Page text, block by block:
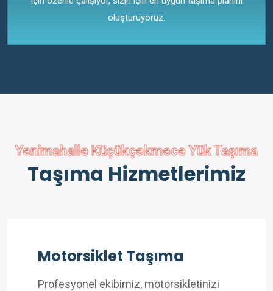
oluşturuyoruz.
Yenimahalle Küçükçekmece Yük Taşıma
Taşıma Hizmetlerimiz
Motorsiklet Taşıma
Profesyonel ekibimiz, motorsikletinizi